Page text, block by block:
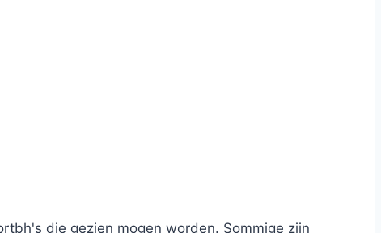
die gezien mogen worden. Sommige zijn